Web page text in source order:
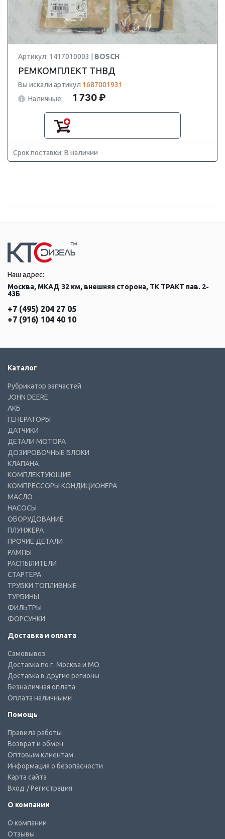
Артикул: 1417010003 | BOSCH
РЕМКОМПЛЕКТ ТНВД
Вы искали артикул 1687001931
Наличные:
1 730 ₽
Срок поставки: В наличии
Наш адрес:
Москва, МКАД 32 км, внешняя сторона, ТК ТРАКТ пав. 2-
43Б
+7 (495) 204 27 05
+7 (916) 104 40 10
Каталог
Рубрикатор запчастей
JOHN DEERE
АКБ
ГЕНЕРАТОРЫ
ДАТЧИКИ
ДЕТАЛИ МОТОРА
ДОЗИРОВОЧНЫЕ БЛОКИ
КЛАПАНА
КОМПЛЕКТУЮЩИЕ
КОМПРЕССОРЫ КОНДИЦИОНЕРА
МАСЛО
НАСОСЫ
ОБОРУДОВАНИЕ
ПЛУНЖЕРА
ПРОЧИЕ ДЕТАЛИ
РАМПЫ
РАСПЫЛИТЕЛИ
СТАРТЕРА
ТРУБКИ ТОПЛИВНЫЕ
ТУРБИНЫ
ФИЛЬТРЫ
ФОРСУНКИ
Доставка и оплата
Самовывоз
Доставка по г. Москва и МО
Доставка в другие регионы
Безналичная оплата
Оплата наличными
Помощь
Правила работы
Возврат и обмен
Оптовым клиентам
Информация о безопасности
Карта сайта
Вход / Регистрация
О компании
О компании
Отзывы